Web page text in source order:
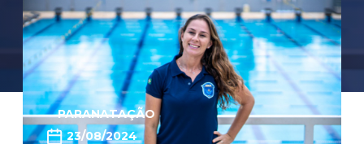
PARANATAÇÃO
23/08/2024